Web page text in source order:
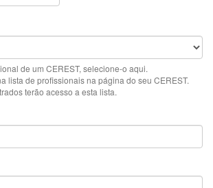
de um CEREST, selecione-o aqui.
lista de profissionais na página do seu CEREST.
terão acesso a esta lista.